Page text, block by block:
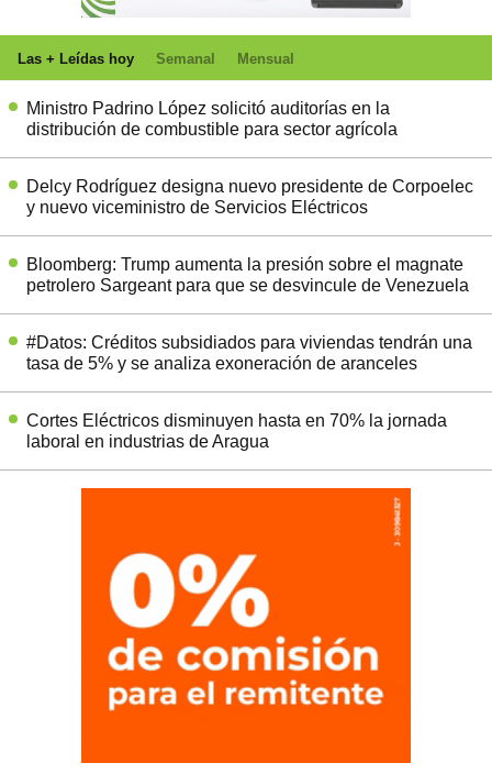
Las + Leídas hoy Semanal Mensual
Ministro Padrino López solicitó auditorías en la
distribución de combustible para sector agrícola
Delcy Rodríguez designa nuevo presidente de Corpoelec
y nuevo viceministro de Servicios Eléctricos
Bloomberg: Trump aumenta la presión sobre el magnate
petrolero Sargeant para que se desvincule de Venezuela
#Datos: Créditos subsidiados para viviendas tendrán una
tasa de 5% y se analiza exoneración de aranceles
Cortes Eléctricos disminuyen hasta en 70% la jornada
laboral en industrias de Aragua